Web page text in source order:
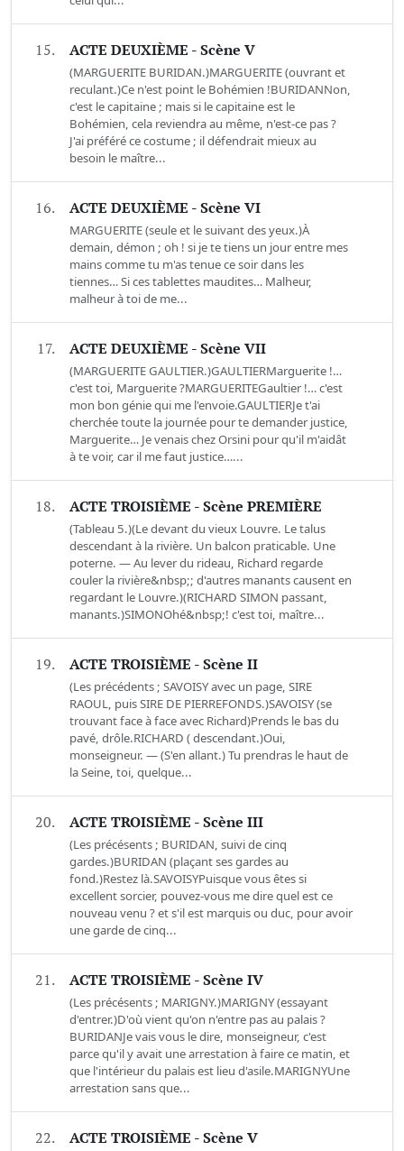
15. ACTE DEUXIÈME - Scène V
(MARGUERITE BURIDAN.)MARGUERITE (ouvrant et
reculant.)Ce n'est point le Bohémien !BURIDANNon,
c'est le capitaine ; mais si le capitaine est le
Bohémien, cela reviendra au même, n'est-ce pas ?
J'ai préféré ce costume ; il défendrait mieux au
besoin le maître...
16. ACTE DEUXIÈME - Scène VI
MARGUERITE (seule et le suivant des yeux.)À
demain, démon ; oh ! si je te tiens un jour entre mes
mains comme tu m'as tenue ce soir dans les
tiennes… Si ces tablettes maudites… Malheur,
malheur à toi de me...
17. ACTE DEUXIÈME - Scène VII
(MARGUERITE GAULTIER.)GAULTIERMarguerite !…
c'est toi, Marguerite ?MARGUERITEGaultier !… c'est
mon bon génie qui me l'envoie.GAULTIERJe t'ai
cherchée toute la journée pour te demander justice,
Marguerite… Je venais chez Orsini pour qu'il m'aidât
à te voir, car il me faut justice…...
18. ACTE TROISIÈME - Scène PREMIÈRE
(Tableau 5.)(Le devant du vieux Louvre. Le talus
descendant à la rivière. Un balcon praticable. Une
poterne. — Au lever du rideau, Richard regarde
couler la rivière&nbsp;; d'autres manants causent en
regardant le Louvre.)(RICHARD SIMON passant,
manants.)SIMONOhé&nbsp;! c'est toi, maître...
19. ACTE TROISIÈME - Scène II
(Les précédents ; SAVOISY avec un page, SIRE
RAOUL, puis SIRE DE PIERREFONDS.)SAVOISY (se
trouvant face à face avec Richard)Prends le bas du
pavé, drôle.RICHARD ( descendant.)Oui,
monseigneur. — (S'en allant.) Tu prendras le haut de
la Seine, toi, quelque...
20. ACTE TROISIÈME - Scène III
(Les précésents ; BURIDAN, suivi de cinq
gardes.)BURIDAN (plaçant ses gardes au
fond.)Restez là.SAVOISYPuisque vous êtes si
excellent sorcier, pouvez-vous me dire quel est ce
nouveau venu ? et s'il est marquis ou duc, pour avoir
une garde de cinq...
21. ACTE TROISIÈME - Scène IV
(Les précésents ; MARIGNY.)MARIGNY (essayant
d'entrer.)D'où vient qu'on n'entre pas au palais ?
BURIDANJe vais vous le dire, monseigneur, c'est
parce qu'il y avait une arrestation à faire ce matin, et
que l'intérieur du palais est lieu d'asile.MARIGNYUne
arrestation sans que...
22. ACTE TROISIÈME - Scène V